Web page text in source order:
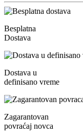
Besplatna
Dostava
Dostava u
definisano vreme
Zagarantovan
povraćaj novca